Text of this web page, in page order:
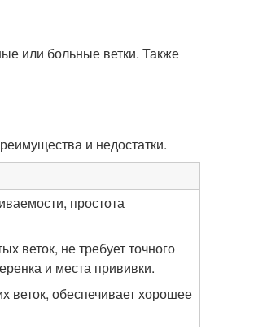
или больные ветки. Также
и недостатки.
простота
веток, не требует точного
и места прививки.
веток, обеспечивает хорошее